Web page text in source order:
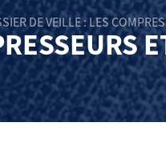
DE VEILLE : LES